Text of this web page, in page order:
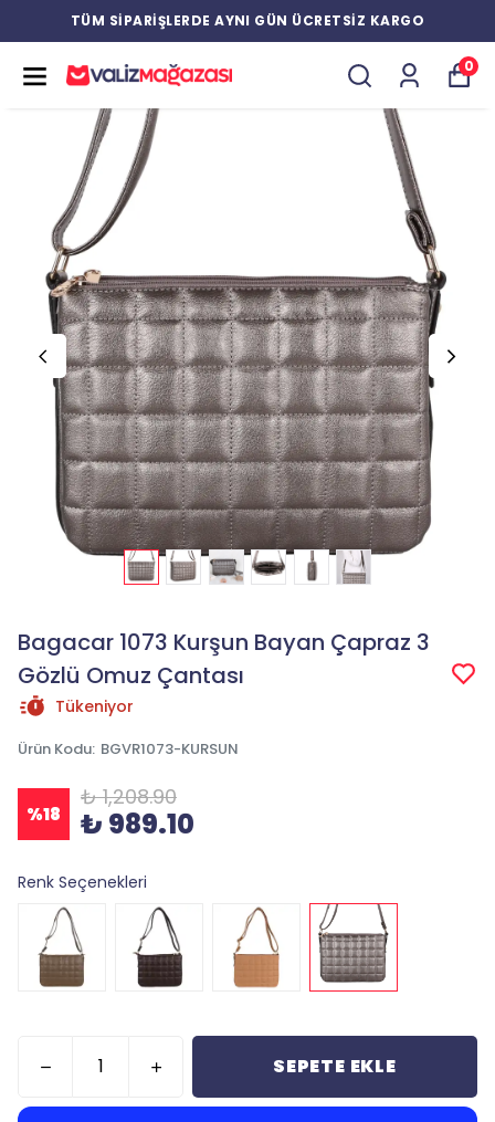
TÜM SİPARİŞLERDE AYNI GÜN ÜCRETSİZ KARGO
0
Bagacar 1073 Kurşun Bayan Çapraz 3
Gözlü Omuz Çantası
Tükeniyor
Ürün Kodu: BGVR1073-KURSUN
%18
₺ 1,208.90
₺ 989.10
Renk Seçenekleri
SEPETE EKLE